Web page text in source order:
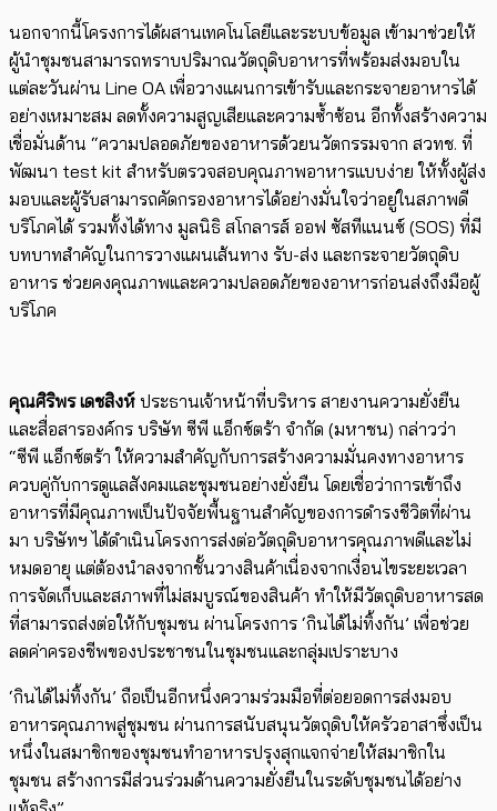
นอกจากนี้โครงการได้ผสานเทคโนโลยีและระบบข้อมูล เข้ามาช่วยให้
ผู้นำชุมชนสามารถทราบปริมาณวัตถุดิบอาหารที่พร้อมส่งมอบใน
แต่ละวันผ่าน Line OA เพื่อวางแผนการเข้ารับและกระจายอาหารได้
อย่างเหมาะสม ลดทั้งความสูญเสียและความซ้ำซ้อน อีกทั้งสร้างความ
เชื่อมั่นด้าน “ความปลอดภัยของอาหารด้วยนวัตกรรมจาก สวทช. ที่
พัฒนา test kit สำหรับตรวจสอบคุณภาพอาหารแบบง่าย ให้ทั้งผู้ส่ง
มอบและผู้รับสามารถคัดกรองอาหารได้อย่างมั่นใจว่าอยู่ในสภาพดี
บริโภคได้ รวมทั้งได้ทาง มูลนิธิ สโกลารส์ ออฟ ซัสทีแนนซ์ (SOS) ที่มี
บทบาทสำคัญในการวางแผนเส้นทาง รับ-ส่ง และกระจายวัตถุดิบ
อาหาร ช่วยคงคุณภาพและความปลอดภัยของอาหารก่อนส่งถึงมือผู้
บริโภค
คุณศิริพร เดชสิงห์ ประธานเจ้าหน้าที่บริหาร สายงานความยั่งยืน
และสื่อสารองค์กร บริษัท ซีพี แอ็กซ์ตร้า จำกัด (มหาชน) กล่าวว่า
“ซีพี แอ็กซ์ตร้า ให้ความสำคัญกับการสร้างความมั่นคงทางอาหาร
ควบคู่กับการดูแลสังคมและชุมชนอย่างยั่งยืน โดยเชื่อว่าการเข้าถึง
อาหารที่มีคุณภาพเป็นปัจจัยพื้นฐานสำคัญของการดำรงชีวิตที่ผ่าน
มา บริษัทฯ ได้ดำเนินโครงการส่งต่อวัตถุดิบอาหารคุณภาพดีและไม่
หมดอายุ แต่ต้องนำลงจากชั้นวางสินค้าเนื่องจากเงื่อนไขระยะเวลา
การจัดเก็บและสภาพที่ไม่สมบูรณ์ของสินค้า ทำให้มีวัตถุดิบอาหารสด
ที่สามารถส่งต่อให้กับชุมชน ผ่านโครงการ ‘กินได้ไม่ทิ้งกัน’ เพื่อช่วย
ลดค่าครองชีพของประชาชนในชุมชนและกลุ่มเปราะบาง
‘กินได้ไม่ทิ้งกัน’ ถือเป็นอีกหนึ่งความร่วมมือที่ต่อยอดการส่งมอบ
อาหารคุณภาพสู่ชุมชน ผ่านการสนับสนุนวัตถุดิบให้ครัวอาสาซึ่งเป็น
หนึ่งในสมาชิกของชุมชนทำอาหารปรุงสุกแจกจ่ายให้สมาชิกใน
ชุมชน สร้างการมีส่วนร่วมด้านความยั่งยืนในระดับชุมชนได้อย่าง